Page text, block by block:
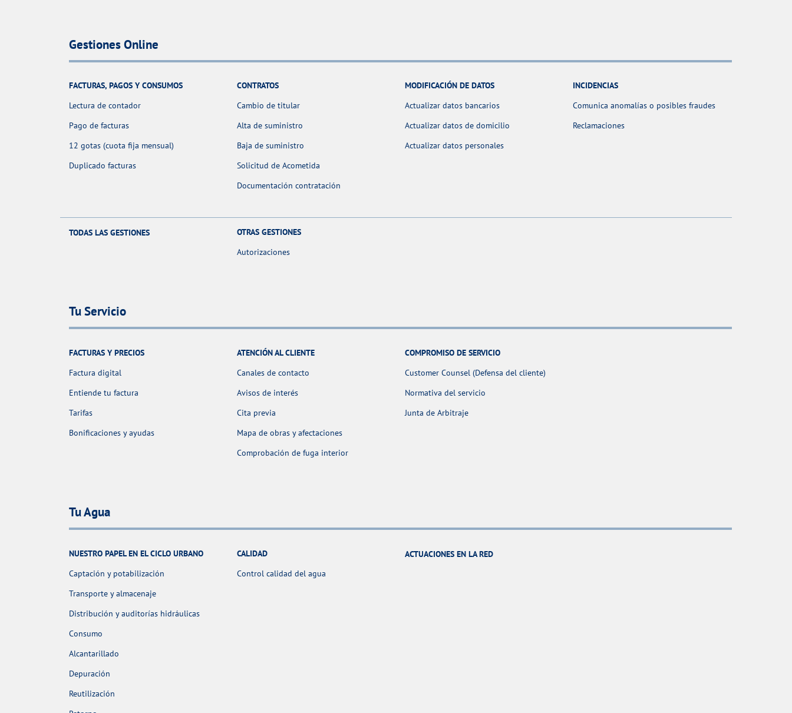
Gestiones Online
FACTURAS, PAGOS Y CONSUMOS
Lectura de contador
Pago de facturas
12 gotas (cuota fija mensual)
Duplicado facturas
CONTRATOS
Cambio de titular
Alta de suministro
Baja de suministro
Solicitud de Acometida
Documentación contratación
MODIFICACIÓN DE DATOS
Actualizar datos bancarios
Actualizar datos de domicilio
Actualizar datos personales
INCIDENCIAS
Comunica anomalías o posibles fraudes
Reclamaciones
TODAS LAS GESTIONES
OTRAS GESTIONES
Autorizaciones
Tu Servicio
FACTURAS Y PRECIOS
Factura digital
Entiende tu factura
Tarifas
Bonificaciones y ayudas
ATENCIÓN AL CLIENTE
Canales de contacto
Avisos de interés
Cita previa
Mapa de obras y afectaciones
Comprobación de fuga interior
COMPROMISO DE SERVICIO
Customer Counsel (Defensa del cliente)
Normativa del servicio
Junta de Arbitraje
Tu Agua
NUESTRO PAPEL EN EL CICLO URBANO
Captación y potabilización
Transporte y almacenaje
Distribución y auditorías hidráulicas
Consumo
Alcantarillado
Depuración
Reutilización
CALIDAD
Control calidad del agua
ACTUACIONES EN LA RED